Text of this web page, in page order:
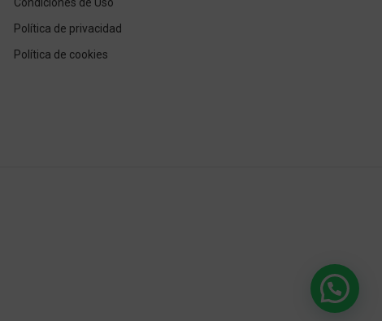
Condiciones de Uso
Política de privacidad
Política de cookies